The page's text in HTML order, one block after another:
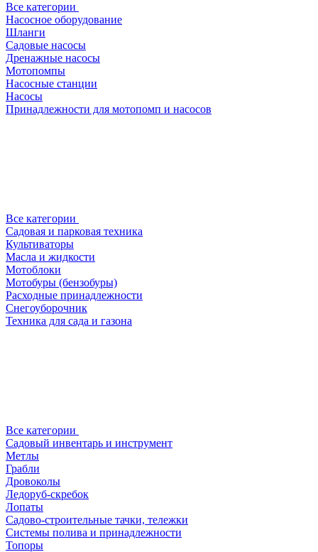
Все категории
Насосное оборудование
Шланги
Садовые насосы
Дренажные насосы
Мотопомпы
Насосные станции
Насосы
Принадлежности для мотопомп и насосов
Все категории
Садовая и парковая техника
Культиваторы
Масла и жидкости
Мотоблоки
Мотобуры (бензобуры)
Расходные принадлежности
Снегоуборочник
Техника для сада и газона
Все категории
Садовый инвентарь и инструмент
Метлы
Грабли
Дровоколы
Ледоруб-скребок
Лопаты
Садово-строительные тачки, тележки
Системы полива и принадлежности
Топоры